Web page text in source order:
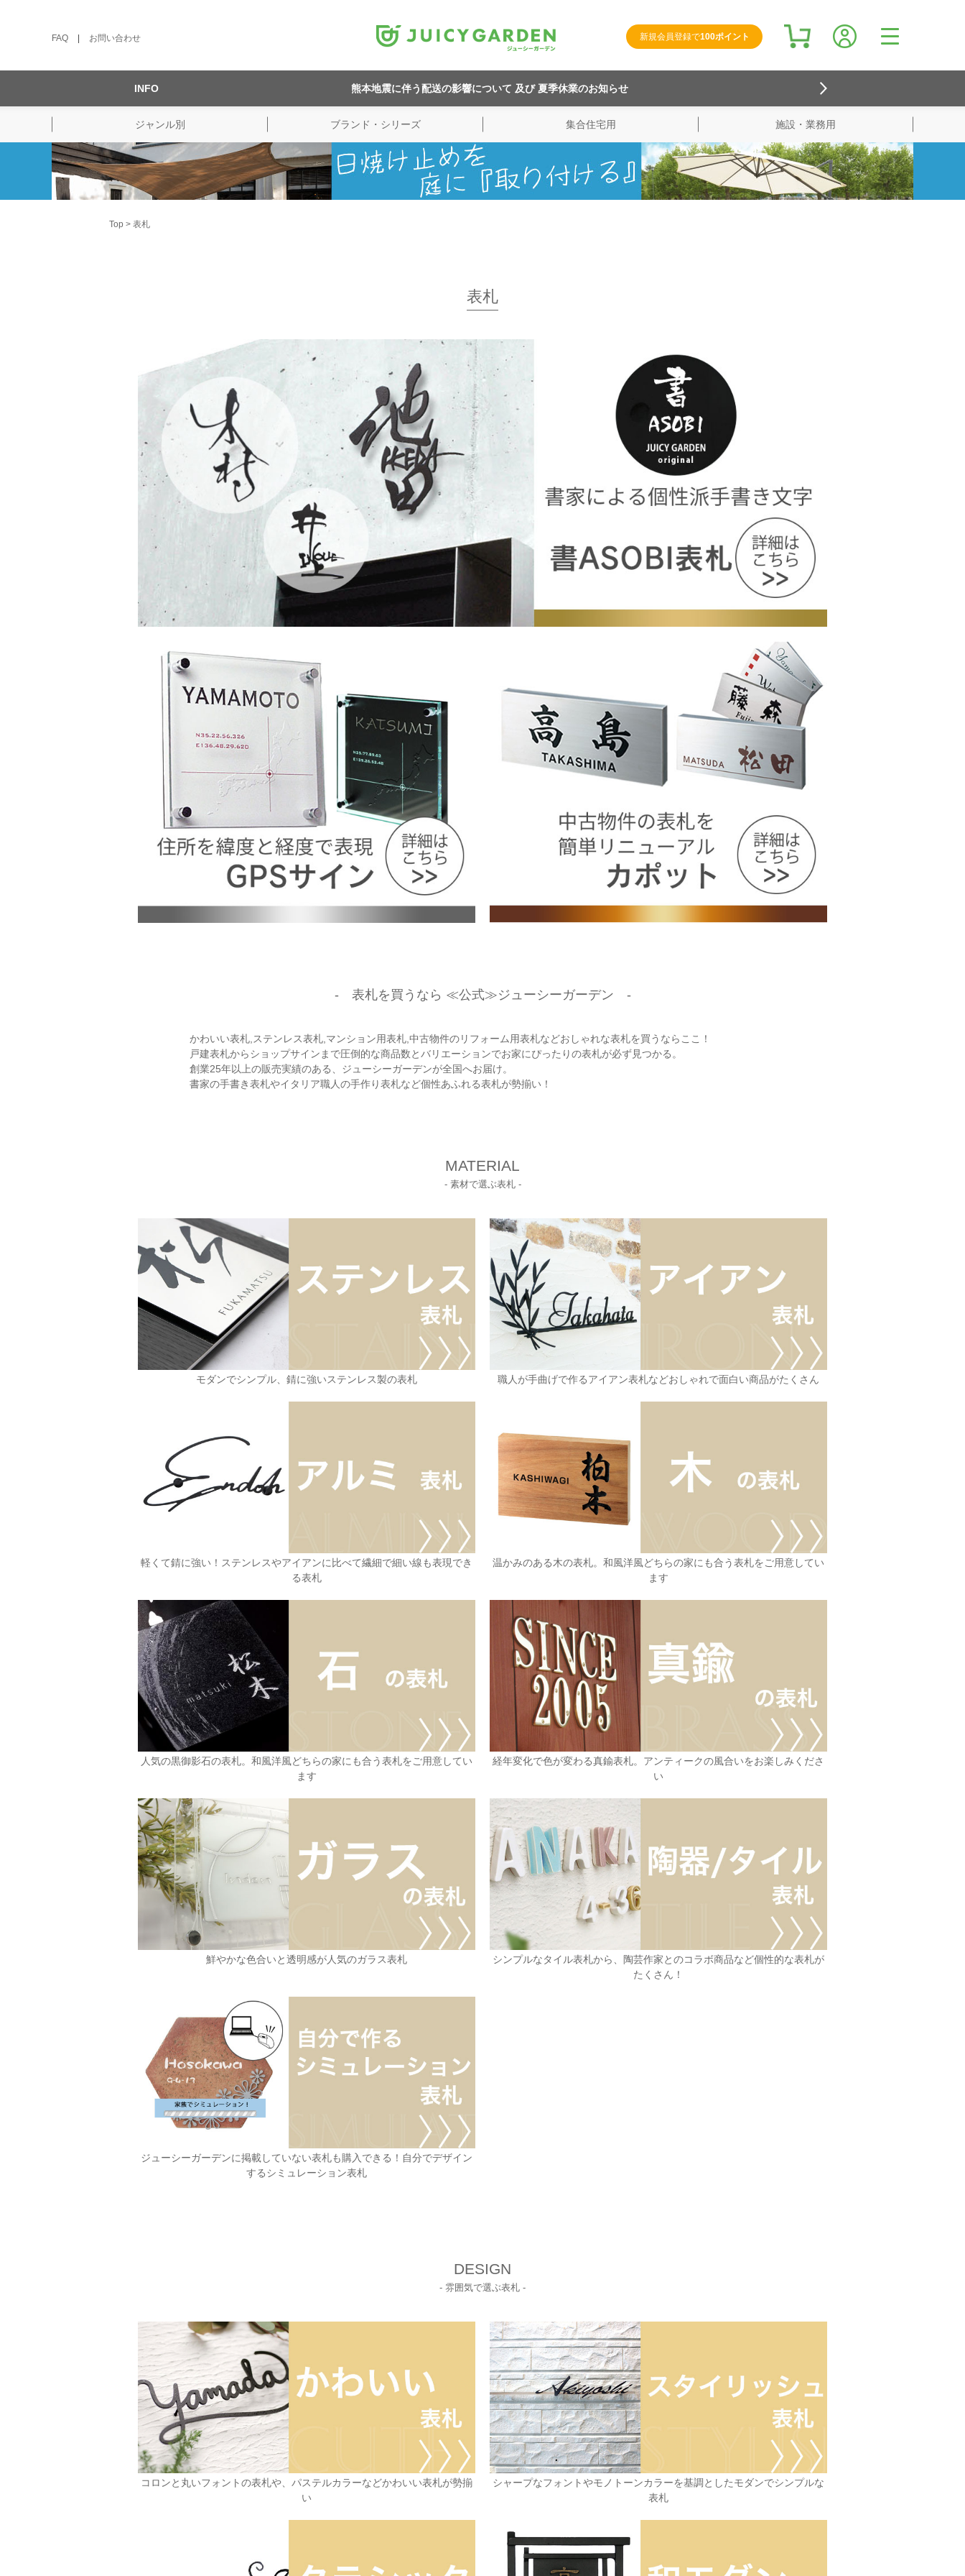
FAQ お問い合わせ 新規会員登録で100ポイント
検索
INFO 熊本地震に伴う配送の影響について 及び 夏季休業のお知らせ
ジャンル別 ブランド・シリーズ 集合住宅用 施設・業務用
Top 表札
表札
- 表札を買うなら ≪公式≫ジューシーガーデン -
かわいい表札,ステンレス表札,マンション用表札,中古物件のリフォーム用表札などおしゃれな表札を買うならここ！
戸建表札からショップサインまで圧倒的な商品数とバリエーションでお家にぴったりの表札が必ず見つかる。
創業25年以上の販売実績のある、ジューシーガーデンが全国へお届け。
書家の手書き表札やイタリア職人の手作り表札など個性あふれる表札が勢揃い！
MATERIAL
- 素材で選ぶ表札 -
モダンでシンプル、錆に強いステンレス製の表札 職人が手曲げで作るアイアン表札などおしゃれで面白い商品がたくさん
軽くて錆に強い！ステンレスやアイアンに比べて繊細で細い線も表現でき
る表札
温かみのある木の表札。和風洋風どちらの家にも合う表札をご用意してい
ます
人気の黒御影石の表札。和風洋風どちらの家にも合う表札をご用意してい
ます
経年変化で色が変わる真鍮表札。アンティークの風合いをお楽しみくださ
い
鮮やかな色合いと透明感が人気のガラス表札
シンプルなタイル表札から、陶芸作家とのコラボ商品など個性的な表札が
たくさん！
ジューシーガーデンに掲載していない表札も購入できる！自分でデザイン
するシミュレーション表札
DESIGN
- 雰囲気で選ぶ表札 -
コロンと丸いフォントの表札や、パステルカラーなどかわいい表札が勢揃
い
シャープなフォントやモノトーンカラーを基調としたモダンでシンプルな
表札